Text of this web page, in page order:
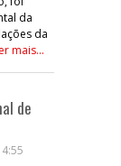
da
da
mais...
de